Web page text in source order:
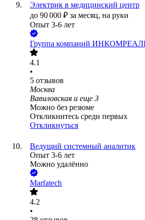
Электрик в медицинский центр
до 90 000 ₽ за месяц, на руки
Опыт 3-6 лет
Группа компаний
4.1
•
5 отзывов
Москва
Вавиловская и еще 3
Можно без резюме
Откликнитесь среди первых
Откликнуться
Ведущий системный аналитик
Опыт 3-6 лет
Можно удалённо
Marfatech
4.2
•